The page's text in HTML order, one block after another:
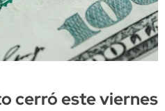
cerró este viernes